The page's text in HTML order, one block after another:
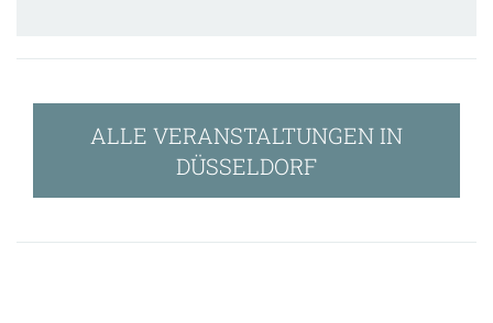
ALLE VERANSTALTUNGEN IN
DÜSSELDORF